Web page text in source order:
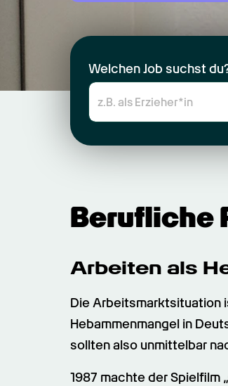
Welchen Job suchst
Berufliche
Arbeiten als
Die Arbeitsmarktsituation
Hebammenmangel in
sollten also unmittelbar
1987 machte der Spielfilm